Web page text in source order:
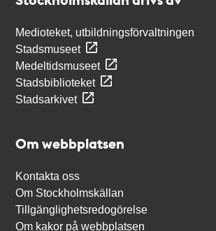
Medioteket, utbildningsförvaltningen
Stadsmuseet
Medeltidsmuseet
Stadsbiblioteket
Stadsarkivet
Om webbplatsen
Kontakta oss
Om Stockholmskällan
Tillgänglighetsredogörelse
Om kakor på webbplatsen